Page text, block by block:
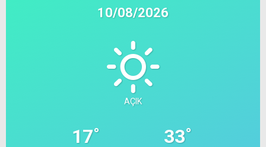
10/08/2026
AÇIK
17° 33°